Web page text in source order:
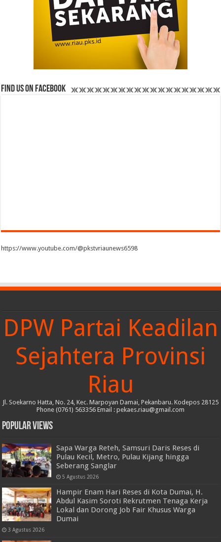
Find us on Facebook
https://www.youtube.com/@pkstvriaunews6598
DPW Partai Keadilan
Sejahtera Provinsi
Riau
Jl. Soekarno Hatta, No. 24, Kec. Marpoyan Damai, Pekanbaru. Kodepos 28125
Phone (0761) 563356 Email : pekaes.riau@gmail.com
Popular Views
Sapa Warga Reteh, Samsuri Daris Reses di
Pulau Kecil, Metro, Pulau Kijang hingga
Seberang Sanglar
5 Agustus 2026
Hampir Enam Hari Reses di Kota Dumai, H.
Abdul Kasim Soroti Rekrutmen Tenaga Kerja
Lokal dan Dorong Job Fair Khusus Warga
Dumai
3 Agustus 2026